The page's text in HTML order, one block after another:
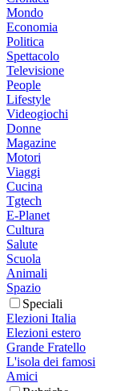
Mondo
Economia
Politica
Spettacolo
Televisione
People
Lifestyle
Videogiochi
Donne
Magazine
Motori
Viaggi
Cucina
Tgtech
E-Planet
Cultura
Salute
Scuola
Animali
Spazio
Speciali
Elezioni Italia
Elezioni estero
Grande Fratello
L'isola dei famosi
Amici